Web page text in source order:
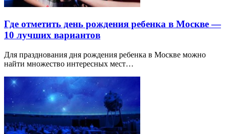
Где отметить день рождения ребенка в Москве —
10 лучших вариантов
Для празднования дня рождения ребенка в Москве можно
найти множество интересных мест…